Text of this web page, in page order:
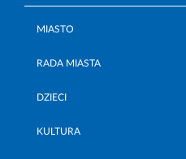
MIASTO
RADA MIASTA
DZIECI
KULTURA